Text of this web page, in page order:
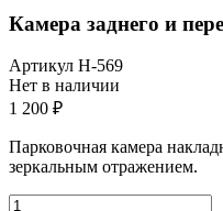
Камера заднего и
Артикул H-569
Нет в наличии
1 200 ₽
Парковочная камера
зеркальным отражением.